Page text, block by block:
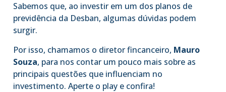
Sabemos que, ao investir em um dos planos de
previdência da Desban, algumas dúvidas podem
surgir.
Por isso, chamamos o diretor fincanceiro, Mauro
Souza, para nos contar um pouco mais sobre as
principais questões que influenciam no
investimento. Aperte o play e confira!